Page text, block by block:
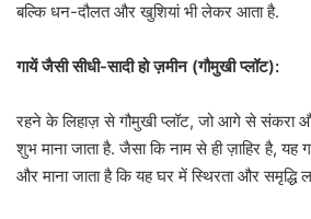
बल्कि धन-दौलत और खुशियां भी लेकर आता है.
गायें जैसी सीधी-सादी हो ज़मीन (गौमुखी प्लॉट):
रहने के लिहाज़ से गौमुखी प्लॉट, जो आगे से संकरा
शुभ माना जाता है. जैसा कि नाम से ही ज़ाहिर है,
और माना जाता है कि यह घर में स्थिरता और समृद्धि